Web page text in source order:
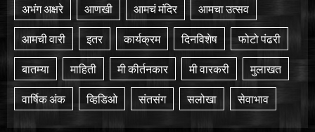
अभंग अक्षरे आणखी आमचं मंदिर आमचा उत्सव
आमची वारी इतर कार्यक्रम दिनविशेष फोटो पंढरी
बातम्या माहिती मी कीर्तनकार मी वारकरी मुलाखत
वार्षिक अंक व्हिडिओ संतसंग सलोखा सेवाभाव